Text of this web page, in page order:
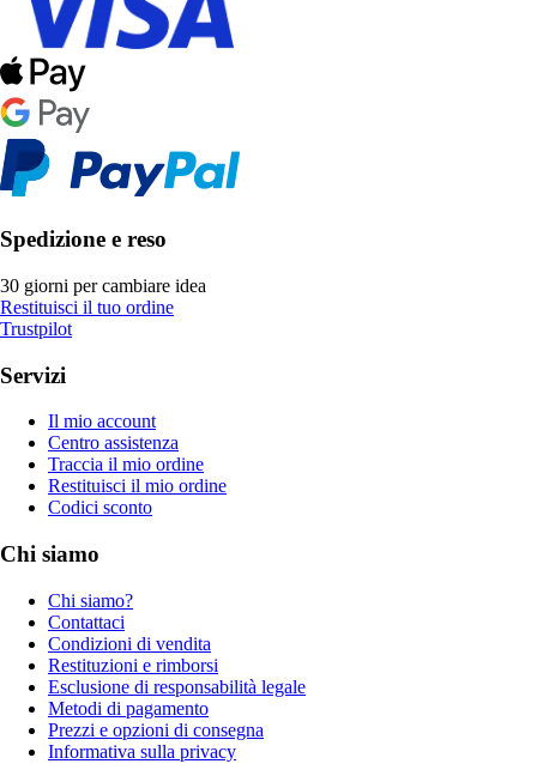
Spedizione e reso
30 giorni per cambiare idea
Restituisci il tuo ordine
Trustpilot
Servizi
Il mio account
Centro assistenza
Traccia il mio ordine
Restituisci il mio ordine
Codici sconto
Chi siamo
Chi siamo?
Contattaci
Condizioni di vendita
Restituzioni e rimborsi
Esclusione di responsabilità legale
Metodi di pagamento
Prezzi e opzioni di consegna
Informativa sulla privacy